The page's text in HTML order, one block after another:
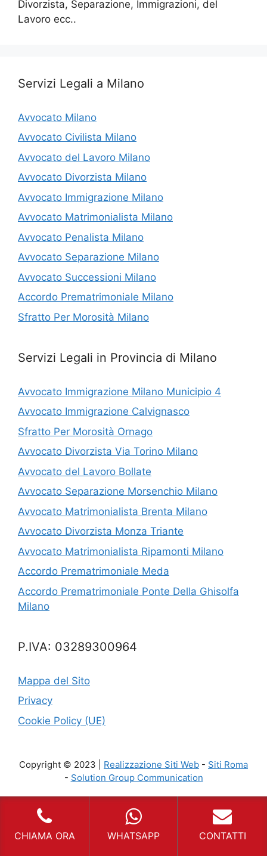
Divorzista, Separazione, Immigrazioni, del
Lavoro ecc..
Servizi Legali a Milano
Avvocato Milano
Avvocato Civilista Milano
Avvocato del Lavoro Milano
Avvocato Divorzista Milano
Avvocato Immigrazione Milano
Avvocato Matrimonialista Milano
Avvocato Penalista Milano
Avvocato Separazione Milano
Avvocato Successioni Milano
Accordo Prematrimoniale Milano
Sfratto Per Morosità Milano
Servizi Legali in Provincia di Milano
Avvocato Immigrazione Milano Municipio 4
Avvocato Immigrazione Calvignasco
Sfratto Per Morosità Ornago
Avvocato Divorzista Via Torino Milano
Avvocato del Lavoro Bollate
Avvocato Separazione Morsenchio Milano
Avvocato Matrimonialista Brenta Milano
Avvocato Divorzista Monza Triante
Avvocato Matrimonialista Ripamonti Milano
Accordo Prematrimoniale Meda
Accordo Prematrimoniale Ponte Della Ghisolfa
Milano
P.IVA: 03289300964
Mappa del Sito
Privacy
Cookie Policy (UE)
Copyright © 2023 | Realizzazione Siti Web - Siti Roma
- Solution Group Communication
CHIAMA ORA WHATSAPP CONTATTI